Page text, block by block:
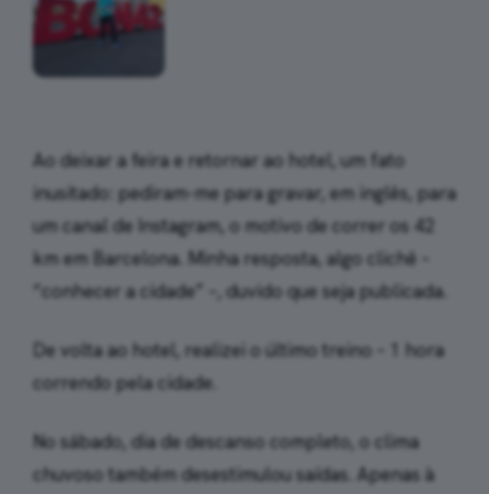
Ao deixar a feira e retornar ao hotel, um fato
inusitado: pediram-me para gravar, em inglês, para
um canal de Instagram, o motivo de correr os 42
km em Barcelona. Minha resposta, algo clichê –
“conhecer a cidade” –, duvido que seja publicada.
De volta ao hotel, realizei o último treino – 1 hora
correndo pela cidade.
No sábado, dia de descanso completo, o clima
chuvoso também desestimulou saídas. Apenas à